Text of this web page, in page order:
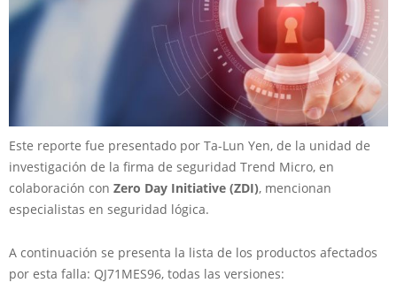
Este reporte fue presentado por Ta-Lun Yen, de la unidad de
investigación de la firma de seguridad Trend Micro, en
colaboración con Zero Day Initiative (ZDI), mencionan
especialistas en seguridad lógica.
A continuación se presenta la lista de los productos afectados
por esta falla: QJ71MES96, todas las versiones: